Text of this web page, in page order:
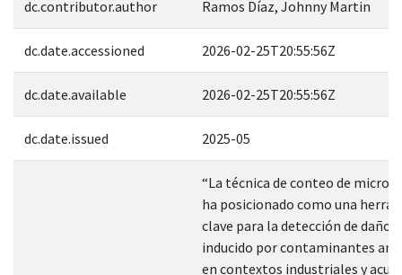
dc.contributor.author Ramos Díaz, Johnny Martin
dc.date.accessioned 2026-02-25T20:55:56Z
dc.date.available 2026-02-25T20:55:56Z
dc.date.issued 2025-05
“La técnica de conteo de
ha posicionado como una
clave para la detección de daño
inducido por contaminantes
en contextos industriales y